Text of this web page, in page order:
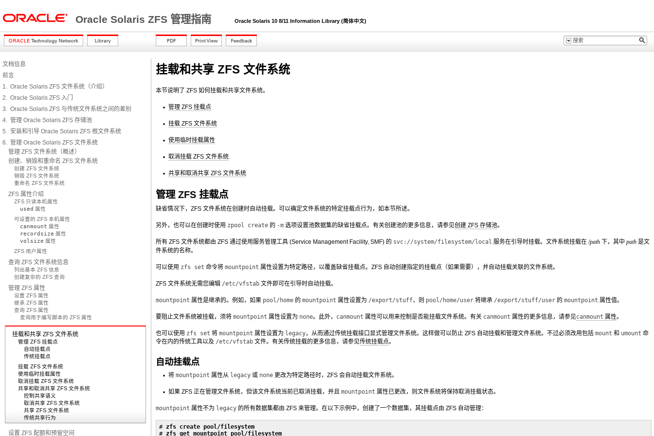
Oracle Solaris ZFS 管理指南 Oracle Solaris 10 8/11 Information Library (简体中文)
文档信息
前言
1. Oracle Solaris ZFS 文件系统（介绍）
2. Oracle Solaris ZFS 入门
3. Oracle Solaris ZFS 与传统文件系统之间的差别
4. 管理 Oracle Solaris ZFS 存储池
5. 安装和引导 Oracle Solaris ZFS 根文件系统
6. 管理 Oracle Solaris ZFS 文件系统
管理 ZFS 文件系统（概述）
创建、销毁和重命名 ZFS 文件系统
创建 ZFS 文件系统
销毁 ZFS 文件系统
重命名 ZFS 文件系统
ZFS 属性介绍
ZFS 只读本机属性
used 属性
可设置的 ZFS 本机属性
canmount 属性
recordsize 属性
volsize 属性
ZFS 用户属性
查询 ZFS 文件系统信息
列出基本 ZFS 信息
创建复杂的 ZFS 查询
管理 ZFS 属性
设置 ZFS 属性
继承 ZFS 属性
查询 ZFS 属性
查询用于编写脚本的 ZFS 属性
挂载和共享 ZFS 文件系统
管理 ZFS 挂载点
自动挂载点
传统挂载点
挂载 ZFS 文件系统
使用临时挂载属性
取消挂载 ZFS 文件系统
共享和取消共享 ZFS 文件系统
控制共享语义
取消共享 ZFS 文件系统
共享 ZFS 文件系统
传统共享行为
设置 ZFS 配额和预留空间
挂载和共享 ZFS 文件系统
本节说明了 ZFS 如何挂载和共享文件系统。
管理 ZFS 挂载点
挂载 ZFS 文件系统
使用临时挂载属性
取消挂载 ZFS 文件系统
共享和取消共享 ZFS 文件系统
管理 ZFS 挂载点
缺省情况下，ZFS 文件系统在创建时自动挂载。可以确定文件系统的特定挂载点行为，如本节所述。
另外，也可以在创建时使用 zpool create 的 -m 选项设置池数据集的缺省挂载点。有关创建池的更多信息，请参见创建 ZFS 存储池。
所有 ZFS 文件系统都由 ZFS 通过使用服务管理工具 (Service Management Facility, SMF) 的 svc://system/filesystem/local 服务在引导时挂载。文件系统挂载在/path 下，其中 path 是文
件系统的名称。
可以使用 zfs set 命令将 mountpoint 属性设置为特定路径，以覆盖缺省挂载点。ZFS 自动创建指定的挂载点（如果需要），并自动挂载关联的文件系统。
ZFS 文件系统无需您编辑 /etc/vfstab 文件即可在引导时自动挂载。
mountpoint 属性是继承的。例如，如果 pool/home 的 mountpoint 属性设置为 /export/stuff，则 pool/home/user 将继承 /export/stuff/user 的 mountpoint 属性值。
要阻止文件系统被挂载，须将 mountpoint 属性设置为 none。此外， canmount 属性可以用来控制是否能挂载文件系统。有关 canmount 属性的更多信息，请参见canmount 属性。
也可以使用 zfs set 将 mountpoint 属性设置为 legacy，从而通过传统挂载接口显式管理文件系统。这样做可以防止 ZFS 自动挂载和管理文件系统。不过必须改用包括 mount 和 umount 命
令在内的传统工具以及 /etc/vfstab 文件。有关传统挂载的更多信息，请参见传统挂载点。
自动挂载点
将 mountpoint 属性从 legacy 或 none 更改为特定路径时，ZFS 会自动挂载文件系统。
如果 ZFS 正在管理文件系统，但该文件系统当前已取消挂载，并且 mountpoint 属性已更改，则文件系统将保持取消挂载状态。
mountpoint 属性不为 legacy 的所有数据集都由 ZFS 来管理。在以下示例中，创建了一个数据集，其挂载点由 ZFS 自动管理：
# zfs create pool/filesystem
# zfs get mountpoint pool/filesystem